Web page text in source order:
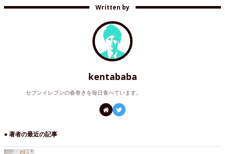
Written by
kentababa
セブンイレブンの春巻きを毎日食べています。
● 著者の最近の記事